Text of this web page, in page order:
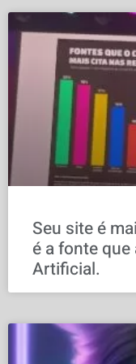
Seu site é
é a fonte
Artificial.